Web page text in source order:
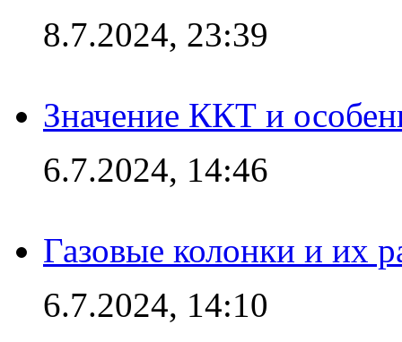
8.7.2024, 23:39
Значение ККТ и
6.7.2024, 14:46
Газовые колонки и их
6.7.2024, 14:10